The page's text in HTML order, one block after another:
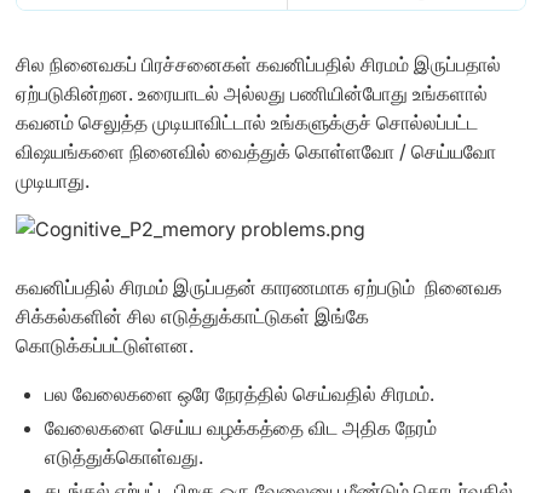
சில நினைவகப் பிரச்சனைகள் கவனிப்பதில் சிரமம் இருப்பதால்
ஏற்படுகின்றன. உரையாடல் அல்லது பணியின்போது உங்களால்
கவனம் செலுத்த முடியாவிட்டால் உங்களுக்குச் சொல்லப்பட்ட
விஷயங்களை நினைவில் வைத்துக் கொள்ளவோ ​​/ செய்யவோ
முடியாது.
கவனிப்பதில் சிரமம் இருப்பதன் காரணமாக ஏற்படும் நினைவக
சிக்கல்களின் சில எடுத்துக்காட்டுகள் இங்கே
கொடுக்கப்பட்டுள்ளன.
பல வேலைகளை ஒரே நேரத்தில் செய்வதில் சிரமம்.
வேலைகளை செய்ய வழக்கத்தை விட அதிக நேரம்
எடுத்துக்கொள்வது.